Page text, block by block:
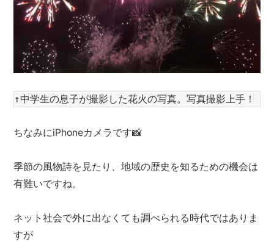
↑中学生の息子が撮影した花火の写真。写真撮影上手！
ちなみにiPhoneカメラです📸
季節の風物詩を見たり、地域の歴史を知るための機会は
有難いですね。
ネット社会で外に出なくても調べられる時代ではありま
すが